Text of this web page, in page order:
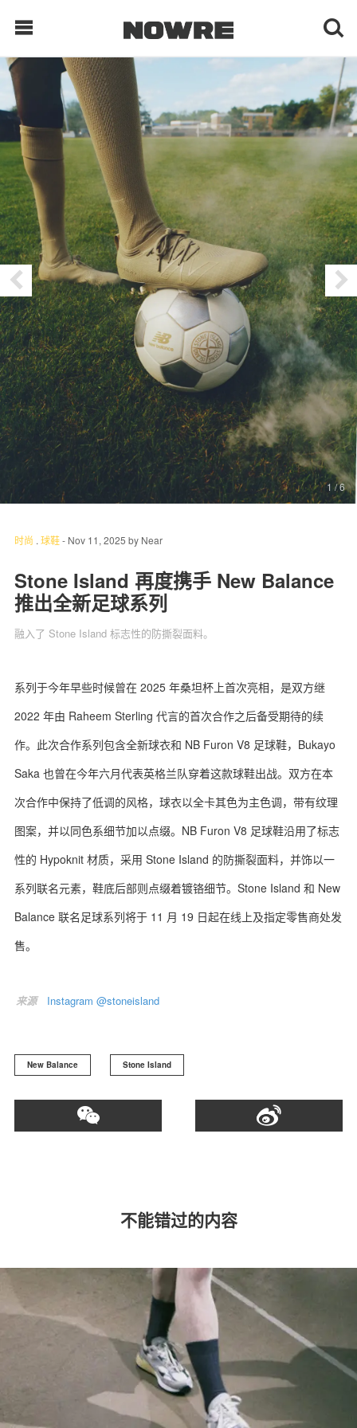
现客视点
每日栏目
时 尚
球 鞋
生 活
科 技
关于我们 联系我们
1 / 6
时尚 . 球鞋- Nov 11, 2025 by Near
Stone Island 再度携手 New Balance
推出全新足球系列
融入了 Stone Island 标志性的防撕裂面料。
系列于今年早些时候曾在 2025 年桑坦杯上首次亮相，是双方继
2022 年由 Raheem Sterling 代言的首次合作之后备受期待的续
作。此次合作系列包含全新球衣和 NB Furon V8 足球鞋，Bukayo
Saka 也曾在今年六月代表英格兰队穿着这款球鞋出战。双方在本
次合作中保持了低调的风格，球衣以全卡其色为主色调，带有纹理
图案，并以同色系细节加以点缀。NB Furon V8 足球鞋沿用了标志
性的 Hypoknit 材质，采用 Stone Island 的防撕裂面料，并饰以一
系列联名元素，鞋底后部则点缀着镀铬细节。Stone Island 和 New
Balance 联名足球系列将于 11 月 19 日起在线上及指定零售商处发
售。
来源 Instagram @stoneisland
New Balance Stone Island
不能错过的内容